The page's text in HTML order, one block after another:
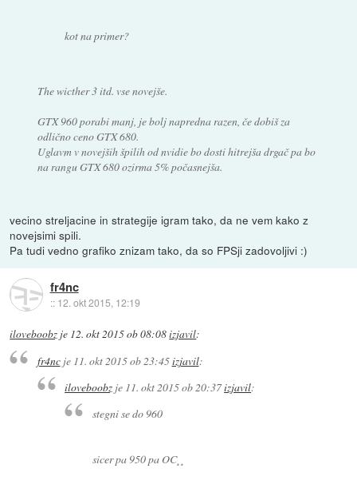
kot na primer?
The wicther 3 itd. vse novejše.
GTX 960 porabi manj, je bolj napredna razen, če dobiš za
odlično ceno GTX 680.
Uglavm v novejših špilih od nvidie bo dosti hitrejša drgač pa bo
na rangu GTX 680 ozirma 5% počasnejša.
vecino streljacine in strategije igram tako, da ne vem kako z
novejsimi spili.
Pa tudi vedno grafiko znizam tako, da so FPSji zadovoljivi :)
fr4nc
:: 12. okt 2015, 12:19
iloveboobz je 12. okt 2015 ob 08:08izjavil:
fr4ncje 11. okt 2015 ob 23:45izjavil:
iloveboobz je 11. okt 2015 ob 20:37izjavil:
stegni se do 960
sicer pa 950 pa OC¸¸